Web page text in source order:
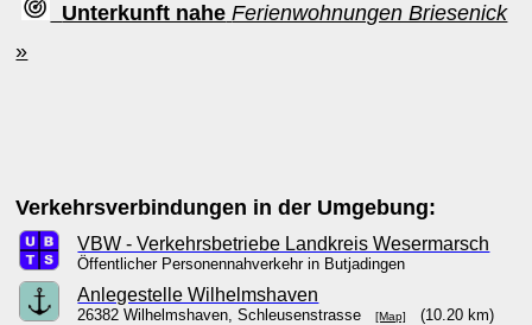
Unterkunft nahe Ferienwohnungen Briesenick
»
Verkehrsverbindungen in der Umgebung:
VBW - Verkehrsbetriebe Landkreis Wesermarsch
Öffentlicher Personennahverkehr in Butjadingen
Anlegestelle Wilhelmshaven
26382 Wilhelmshaven, Schleusenstrasse[Map] (10.20 km)